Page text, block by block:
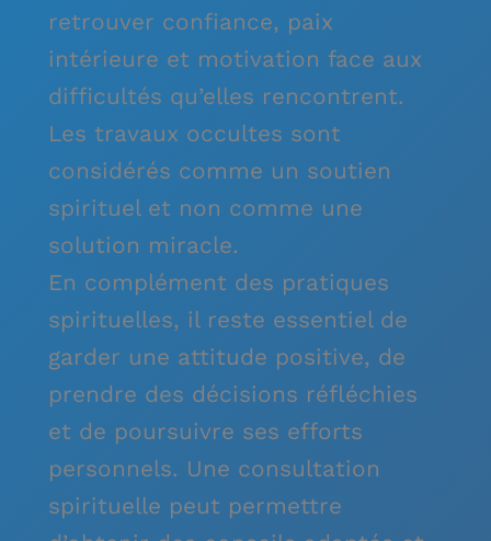
retrouver confiance, paix
intérieure et motivation face aux
difficultés qu’elles rencontrent.
Les travaux occultes sont
considérés comme un soutien
spirituel et non comme une
solution miracle.
En complément des pratiques
spirituelles, il reste essentiel de
garder une attitude positive, de
prendre des décisions réfléchies
et de poursuivre ses efforts
personnels. Une consultation
spirituelle peut permettre